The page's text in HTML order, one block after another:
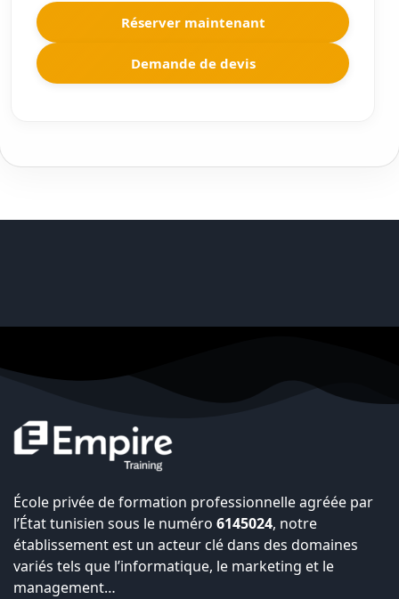
Réserver maintenant
Demande de devis
École privée de formation professionnelle agréée par
l’État tunisien sous le numéro 6145024, notre
établissement est un acteur clé dans des domaines
variés tels que l’informatique, le marketing et le
management…